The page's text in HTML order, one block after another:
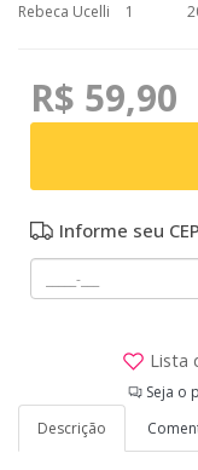
Rebeca Ucelli 1
R$ 59,90
Informe seu CEP
Lista
Seja o
Descrição